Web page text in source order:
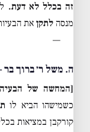
זה בכלל לא דעת.
מנסה לתקן את
—
ה. משל ר׳ ברוך בר
[המחשה של
כשמישהו הביא לו
קורקבן במציאות